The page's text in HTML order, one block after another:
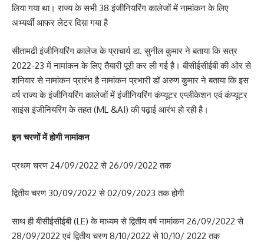
लिया गया था। राज्य के सभी 38 इंजीनियरिंग कालेजों में नामांकन के लिए
अभ्यर्थी आफर लेटर दिय़ा गया है
सीतामढी इंजीनियरिंग कालेज के प्राचार्य डा. सुनील कुमार ने बताया कि सत्र
2022-23 में नामांकन के लिए तैयारी पूरी कर ली गई है। बीसीईसीईबी की ओर से
शनिवार से नामांकन प्रारंभ है नामांकन प्रभारी डॉ अरुण कुमार ने बताया कि इस
वर्ष राज्य के इंजीनियरिंग कालेजों में इंजीनियरिंग कंप्यूटर एप्लीकेशन एवं कंप्यूटर
साइंस इंजीनियरिंग के तहत (ML &AI) की पढ़ाई आरंभ हो रही है।
इन चरणों में होगी नामांकन
प्रथम चरण 24/09/2022 से 26/09/2022 तक
द्वितीय चरण 30/09/2022 से 02/09/2023 तक होगी
साथ ही बीसीईसीईबी (LE) के माध्यम से द्वितीय वर्ष नामांकन 26/09/2022 से
28/09/2022 एवं द्वितीय चरण 8/10/2022 से 10/10/ 2022 तक